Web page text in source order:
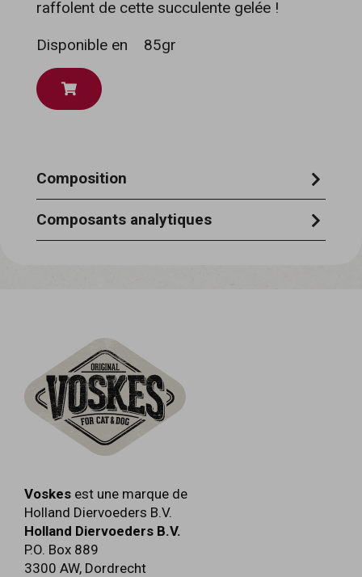
raffolent de cette succulente gelée !
Disponible en
85gr
Composition
thon 51%, riz 1,5%, gélatine végétale
0,75%.
Composants analytiques
Voskes est une marque de
Holland Diervoeders B.V.
Holland Diervoeders B.V.
P.O. Box 889
3300 AW, Dordrecht